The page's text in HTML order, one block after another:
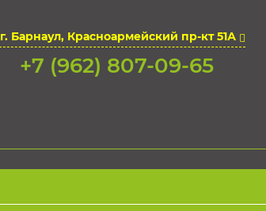
г. Барнаул, Красноармейский пр-кт 51А
+7 (962) 807-09-65